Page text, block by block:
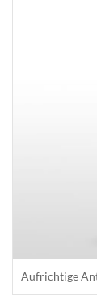
Aufrichtige